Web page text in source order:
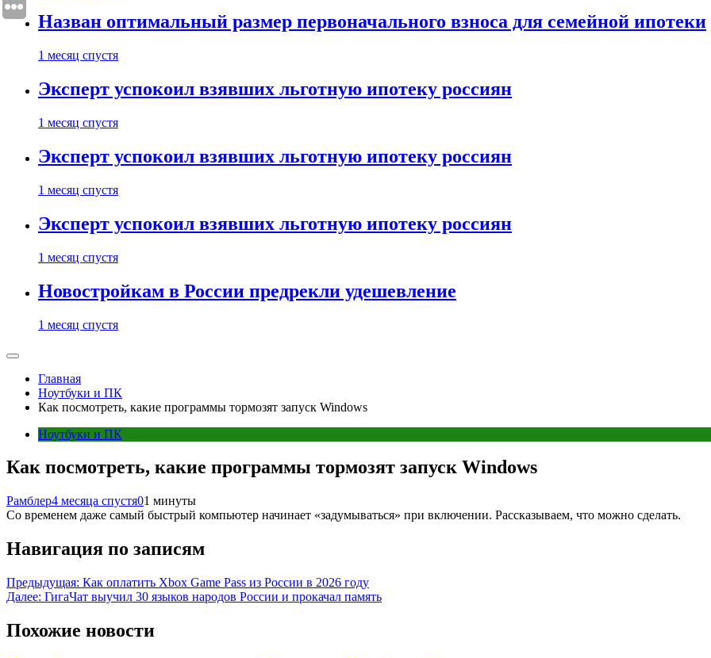
Назван оптимальный размер первоначального взноса для семейной ипотеки
1 месяц спустя
Эксперт успокоил взявших льготную ипотеку россиян
1 месяц спустя
Эксперт успокоил взявших льготную ипотеку россиян
1 месяц спустя
Эксперт успокоил взявших льготную ипотеку россиян
1 месяц спустя
Новостройкам в России предрекли удешевление
1 месяц спустя
Главная
Ноутбуки и ПК
Как посмотреть, какие программы тормозят запуск Windows
Ноутбуки и ПК
Как посмотреть, какие программы тормозят запуск Windows
Рамблер4 месяца спустя01 минуты
Со временем даже самый быстрый компьютер начинает «задумываться» при включении. Рассказываем, что можно сделать.
Навигация по записям
Предыдущая: Как оплатить Xbox Game Pass из России в 2026 году
Далее: ГигаЧат выучил 30 языков народов России и прокачал память
Похожие новости